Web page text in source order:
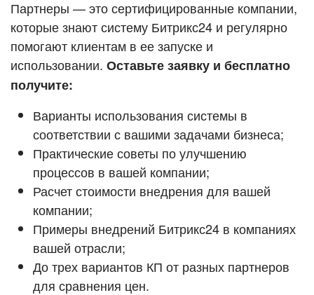
ВХОД
ВХОД
Смотреть видеокейсы
Партнеры — это сертифицированные компании,
которые знают систему Битрикс24 и регулярно
помогают клиентам в ее запуске и
использовании. Оставьте заявку и бесплатно
получите:
Варианты использования системы в
соответствии с вашими задачами бизнеса;
Практические советы по улучшению
процессов в вашей компании;
Расчет стоимости внедрения для вашей
компании;
Примеры внедрений Битрикс24 в компаниях
вашей отрасли;
До трех вариантов КП от разных партнеров
для сравнения цен.